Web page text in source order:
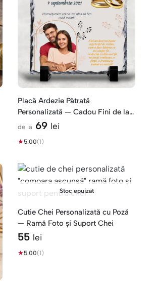
Placă Ardezie Pătrată
Personalizată — Cadou Fini de la
Nași
de la 69 lei
★5.00(1)
Stoc epuizat
Cutie Chei Personalizată cu Poză
— Ramă Foto și Suport Chei
55 lei
★5.00(1)